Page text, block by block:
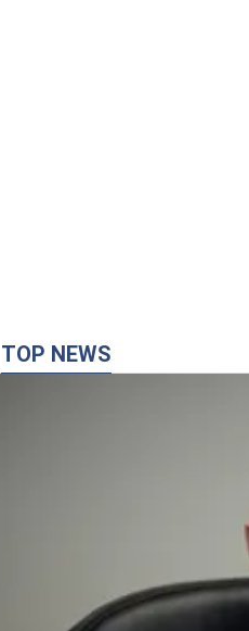
TOP NEWS